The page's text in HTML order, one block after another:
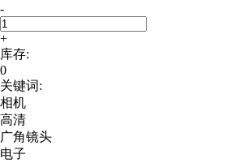
-
+
库存:
0
关键词:
相机
高清
广角镜头
电子